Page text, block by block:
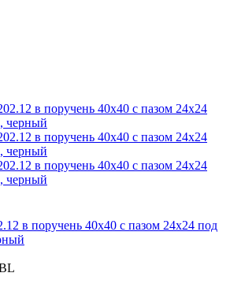
в поручень 40х40 с пазом 24х24 под